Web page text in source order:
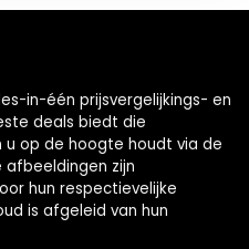
in-één prijsvergelijkings- en
deals biedt die
u op de hoogte houdt via de
zijn
hun respectievelijke
is afgeleid van hun